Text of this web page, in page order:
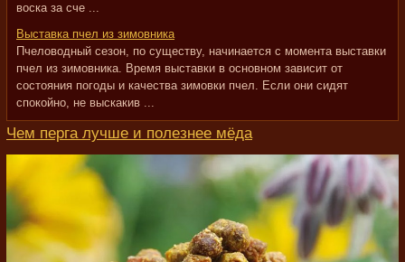
воска за сче ...
Выставка пчел из зимовника
Пчеловодный сезон, по существу, начинается с момента выставки
пчел из зимовника. Время выставки в основном зависит от
состояния погоды и качества зимовки пчел. Если они сидят
спокойно, не выскакив ...
Чем перга лучше и полезнее мёда